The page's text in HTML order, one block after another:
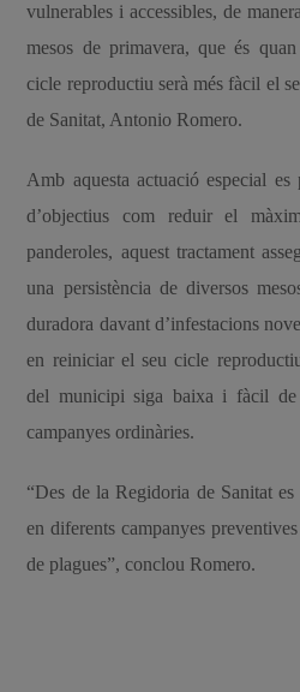
vulnerables i accessibles, de
mesos de primavera, que és
cicle reproductiu serà més fàcil el
de Sanitat, Antonio Romero.
Amb aquesta actuació especial es
d’objectius com reduir el
panderoles, aquest tractament
una persistència de diversos
duradora davant d’infestacions
en reiniciar el seu cicle
del municipi siga baixa i fàcil de
campanyes ordinàries.
“Des de la Regidoria de Sanitat
en diferents campanyes
de plagues”, conclou Romero.